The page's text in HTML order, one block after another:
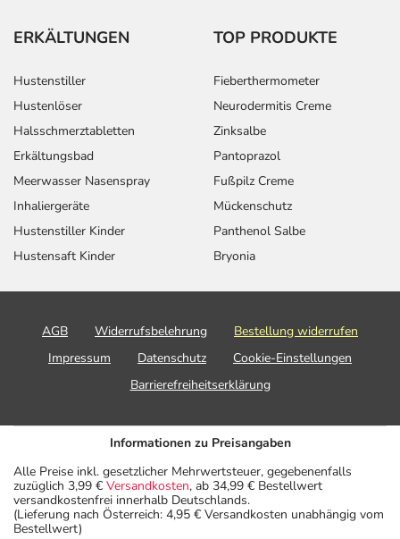
ERKÄLTUNGEN
Hustenstiller
Hustenlöser
Halsschmerztabletten
Erkältungsbad
Meerwasser Nasenspray
Inhaliergeräte
Hustenstiller Kinder
Hustensaft Kinder
TOP PRODUKTE
Fieberthermometer
Neurodermitis Creme
Zinksalbe
Pantoprazol
Fußpilz Creme
Mückenschutz
Panthenol Salbe
Bryonia
AGB Widerrufsbelehrung
Bestellung widerrufen
Impressum
Datenschutz
Cookie-Einstellungen
Barrierefreiheitserklärung
Informationen zu Preisangaben
Alle Preise inkl. gesetzlicher Mehrwertsteuer, gegebenenfalls
zuzüglich 3,99 € Versandkosten, ab 34,99 € Bestellwert
versandkostenfrei innerhalb Deutschlands.
(Lieferung nach Österreich: 4,95 € Versandkosten unabhängig vom
Bestellwert)